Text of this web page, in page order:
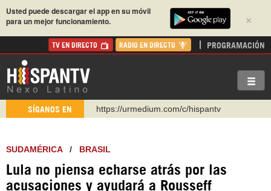
×
Usted puede descargar el app en su móvil
para un mejor funcionamiento.
TV EN DIRECTO RADIO EN DIRECTO PROGRAMACIÓN
SÍGANOS EN
https://urmedium.com/c/hispantv
Instagram como: hispan_tv
https://www.facebook.com/Nexolatino.Canal
https://www.youtube.com/@nexo_latino
SUDAMÉRICA/ BRASIL
Lula no piensa echarse atrás por las
acusaciones y ayudará a Rousseff